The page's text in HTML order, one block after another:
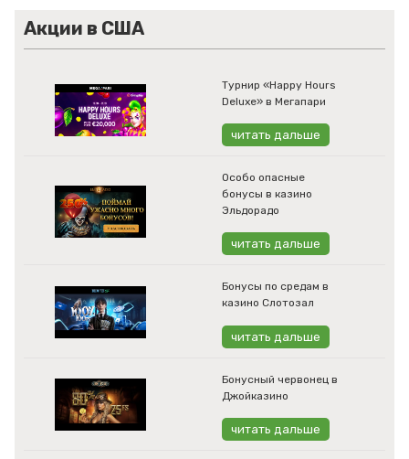
Акции в США
Турнир «Happy Hours
Deluxe» в Мегапари
читать дальше
Особо опасные
бонусы в казино
Эльдорадо
читать дальше
Бонусы по средам в
казино Слотозал
читать дальше
Бонусный червонец в
Джойказино
читать дальше